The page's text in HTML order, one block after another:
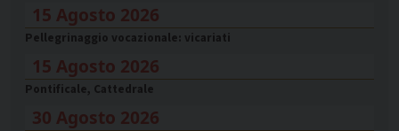
15 Agosto 2026
Pellegrinaggio vocazionale: vicariati
15 Agosto 2026
Pontificale, Cattedrale
30 Agosto 2026